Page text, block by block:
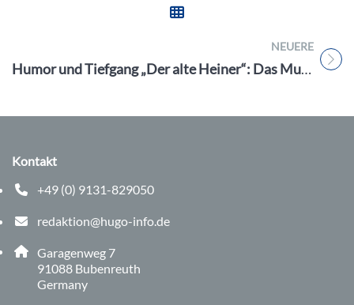
NEUERE
Titel für Beitrag
Humor und Tiefgang „Der alte Heiner“: Das Musical-Event der Cadolzburger Burgfestspiele e.V. vom 31.3. – 4.4.24
Kontakt
+49 (0) 9131-829050
Telefonnummer: 0 9 1 3 1 8 2 9 0 5 0
redaktion@hugo-info.de
E-Mail Adresse: redaktion@hugo-info.de
Adresse:
Garagenweg 7
91088 , 9 1 0 8 8
Bubenreuth
Germany